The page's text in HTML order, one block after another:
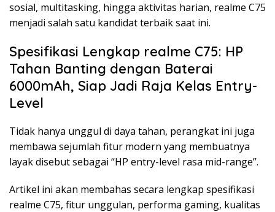
sosial, multitasking, hingga aktivitas harian, realme C75
menjadi salah satu kandidat terbaik saat ini.
Spesifikasi Lengkap realme C75: HP
Tahan Banting dengan Baterai
6000mAh, Siap Jadi Raja Kelas Entry-
Level
Tidak hanya unggul di daya tahan, perangkat ini juga
membawa sejumlah fitur modern yang membuatnya
layak disebut sebagai “HP entry-level rasa mid-range”.
Artikel ini akan membahas secara lengkap spesifikasi
realme C75, fitur unggulan, performa gaming, kualitas